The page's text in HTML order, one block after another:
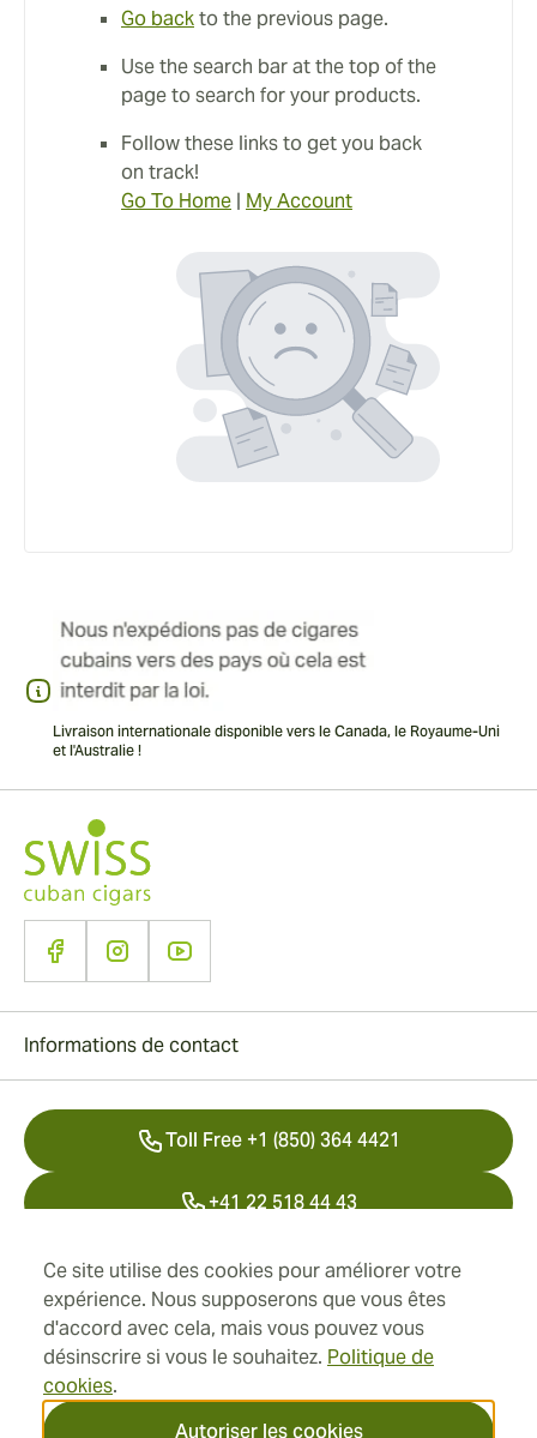
Ce site utilise des cookies pour améliorer votre
expérience. Nous supposerons que vous êtes
d'accord avec cela, mais vous pouvez vous
désinscrire si vous le souhaitez. Politique de
cookies.
Autoriser les cookies
Go backto the previous page.
Use the search bar at the top of the
page to search for your products.
Follow these links to get you back
on track!
Go To Home | My Account
Livraison internationale disponible vers le Canada, le Royaume-Uni
et l'Australie !
Adresse
Informations
Informations de contact
Toll Free +1 (850) 364 4421
+41 22 518 44 43
info@swisscubancigars.com